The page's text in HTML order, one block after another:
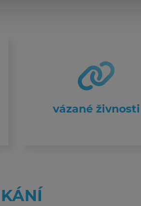
vázané živnosti